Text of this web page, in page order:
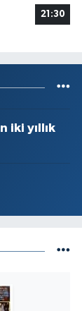
21:30
iki yıllık